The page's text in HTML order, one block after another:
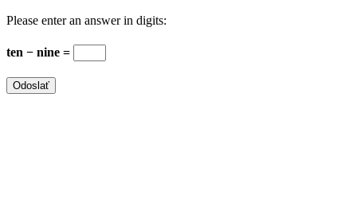
Please enter an answer in digits:
ten − nine =